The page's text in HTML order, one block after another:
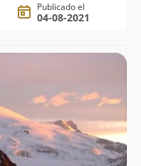
Publicado el
04-08-2021